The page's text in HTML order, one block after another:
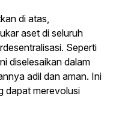
di atas,
aset di seluruh
Seperti
diselesaikan dalam
adil dan aman. Ini
dapat merevolusi